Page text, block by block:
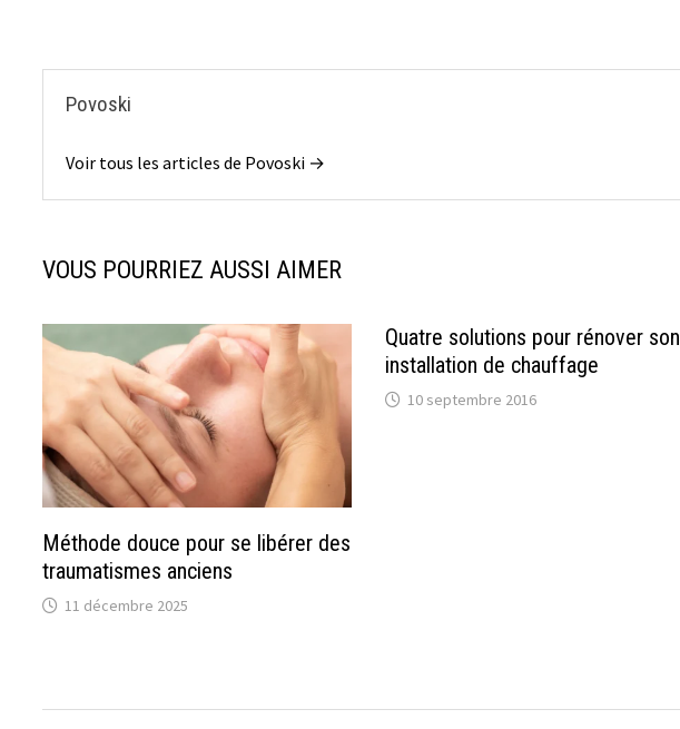
Povoski
Voir tous les articles de Povoski →
VOUS POURRIEZ AUSSI AIMER
Méthode douce pour se libérer des
traumatismes anciens
11 décembre 2025
Quatre solutions pour rénover son
installation de chauffage
10 septembre 2016